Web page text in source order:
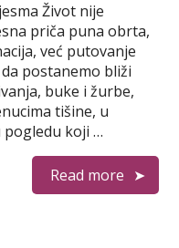
e
a
r
e
Život nije
priča puna obrta,
već putovanje
postanemo bliži
buke i žurbe,
tišine, u
pogledu koji …
Read more